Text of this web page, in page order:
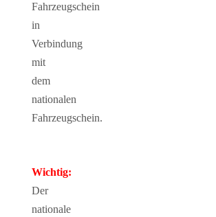
Fahrzeugschein
in
Verbindung
mit
dem
nationalen
Fahrzeugschein.
Wichtig:
Der
nationale